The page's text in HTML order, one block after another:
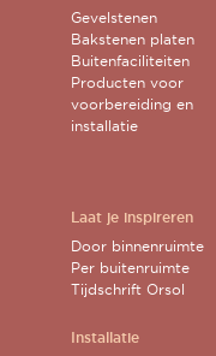
Gevelstenen
Bakstenen platen
Buitenfaciliteiten
Producten voor
voorbereiding en
installatie
Laat je inspireren
Door binnenruimte
Per buitenruimte
Tijdschrift Orsol
Installatie